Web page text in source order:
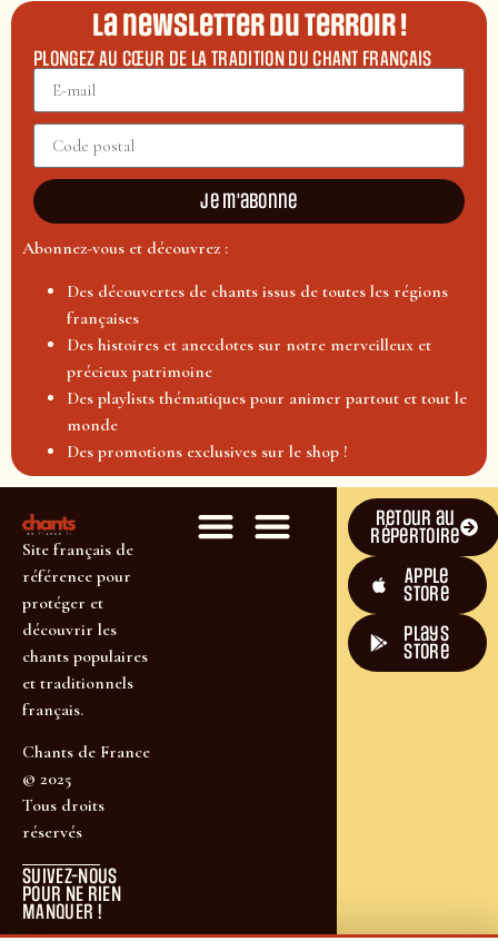
La newsletter du terroir !
PLONGEZ AU CŒUR DE LA TRADITION DU CHANT FRANÇAIS
Je m'abonne
Abonnez-vous et découvrez :
Des découvertes de chants issus de toutes les régions
françaises
Des histoires et anecdotes sur notre merveilleux et
précieux patrimoine
Des playlists thématiques pour animer partout et tout le
monde
Des promotions exclusives sur le shop !
Site français de
référence pour
protéger et
découvrir les
chants populaires
et traditionnels
français.
Chants de France
© 2025
Tous droits
réservés
SUIVEZ-NOUS
POUR NE RIEN
MANQUER !
Retour au
répertoire
Apple
Store
plays
store